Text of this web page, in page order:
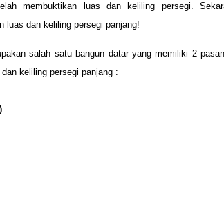
membuktikan luas dan keliling persegi.
luas dan keliling persegi panjang!
salah satu bangun datar yang memiliki 2
keliling persegi panjang :